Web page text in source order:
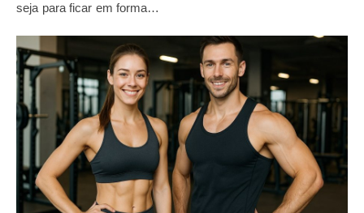
seja para ficar em forma…